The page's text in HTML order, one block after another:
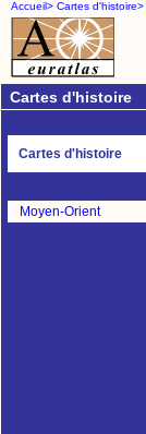
Accueil> Cartes d'histoire>
Cartes d'histoire
Cartes d'histoire
Moyen-Orient